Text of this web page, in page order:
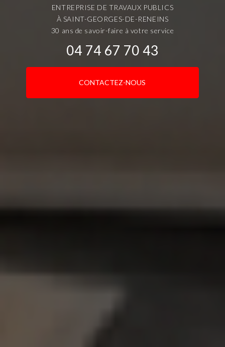
ENTREPRISE DE TRAVAUX PUBLICS
À SAINT-GEORGES-DE-RENEINS
30 ans de savoir-faire à votre service
04 74 67 70 43
CONTACTEZ-NOUS